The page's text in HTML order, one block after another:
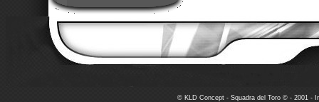
© KLD Concept - Squadra del Toro © - 2001 -